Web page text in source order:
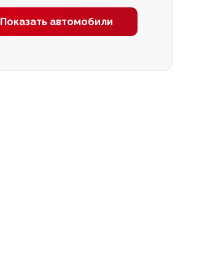
Показать автомобили